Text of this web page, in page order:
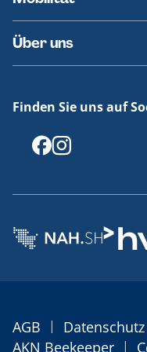
Fundsachen
Häufige Fragen
Barrierefreies Reisen
Erklärung
Über uns
Offenlegungen
Finden Sie uns auf
AGB | Datenschutz
AKN Beekeeper |